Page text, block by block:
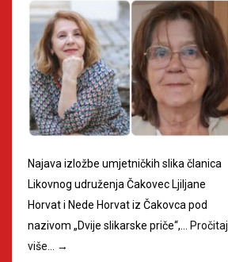
Najava izložbe umjetničkih slika članica
Likovnog udruženja Čakovec Ljiljane
Horvat i Nede Horvat iz Čakovca pod
nazivom „Dvije slikarske priče“,… Pročitaj
više…
→